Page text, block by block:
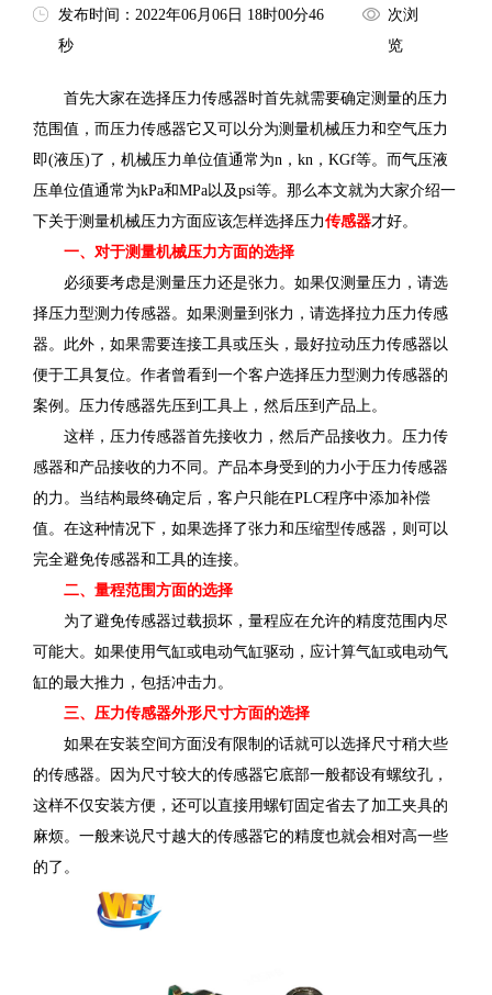
发布时间：2022年06月06日 18时00分46
秒
次浏
览
首先大家在选择压力传感器时首先就需要确定测量的压力
范围值，而压力传感器它又可以分为测量机械压力和空气压力
即(液压)了，机械压力单位值通常为n，kn，KGf等。而气压液
压单位值通常为kPa和MPa以及psi等。那么本文就为大家介绍一
下关于测量机械压力方面应该怎样选择压力传感器才好。
一、对于测量机械压力方面的选择
必须要考虑是测量压力还是张力。如果仅测量压力，请选
择压力型测力传感器。如果测量到张力，请选择拉力压力传感
器。此外，如果需要连接工具或压头，最好拉动压力传感器以
便于工具复位。作者曾看到一个客户选择压力型测力传感器的
案例。压力传感器先压到工具上，然后压到产品上。
这样，压力传感器首先接收力，然后产品接收力。压力传
感器和产品接收的力不同。产品本身受到的力小于压力传感器
的力。当结构最终确定后，客户只能在PLC程序中添加补偿
值。在这种情况下，如果选择了张力和压缩型传感器，则可以
完全避免传感器和工具的连接。
二、量程范围方面的选择
为了避免传感器过载损坏，量程应在允许的精度范围内尽
可能大。如果使用气缸或电动气缸驱动，应计算气缸或电动气
缸的最大推力，包括冲击力。
三、压力传感器外形尺寸方面的选择
如果在安装空间方面没有限制的话就可以选择尺寸稍大些
的传感器。因为尺寸较大的传感器它底部一般都设有螺纹孔，
这样不仅安装方便，还可以直接用螺钉固定省去了加工夹具的
麻烦。一般来说尺寸越大的传感器它的精度也就会相对高一些
的了。